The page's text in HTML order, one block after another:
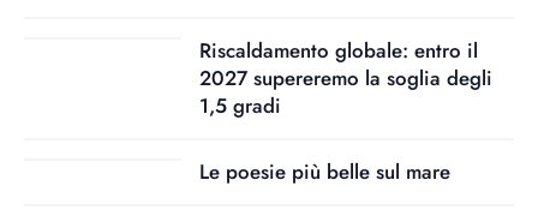
Riscaldamento globale: entro il
2027 supereremo la soglia degli
1,5 gradi
Le poesie più belle sul mare